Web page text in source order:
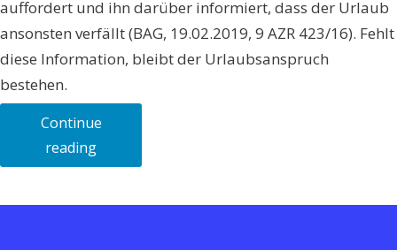
auffordert und ihn darüber informiert, dass der Urlaub
ansonsten verfällt (BAG, 19.02.2019, 9 AZR 423/16). Fehlt
diese Information, bleibt der Urlaubsanspruch
bestehen.
Continue
reading„In
diesen